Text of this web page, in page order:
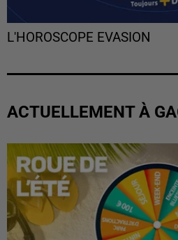
L'HOROSCOPE EVASION
ACTUELLEMENT À